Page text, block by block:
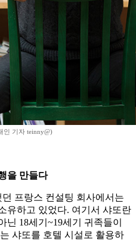
인 기자 teinny@)
을 만들다
프랑스 컨설팅 회사에서는
유하고 있었다. 여기서 샤또란
18세기~19세기 귀족들이
샤또를 호텔 시설로 활용하